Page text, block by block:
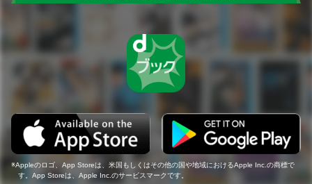
Appleのロゴ、App Storeは、米国もしくはその他の国や地域におけるApple Inc.の商標で
す。App Storeは、Apple Inc.のサービスマークです。